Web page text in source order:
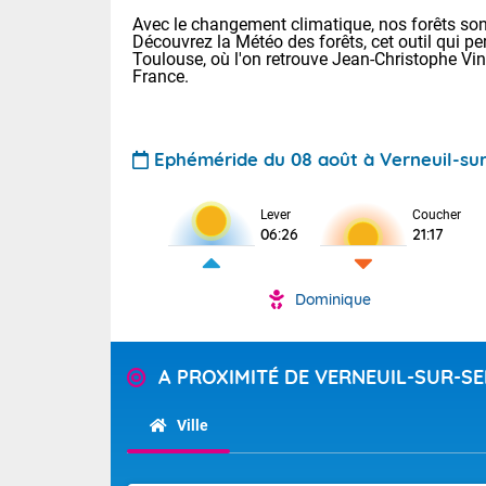
Avec le changement climatique, nos forêts
Découvrez la Météo des forêts, cet outil qui
Toulouse, où l'on retrouve Jean-Christophe
France.
Ephéméride du 08 août à Verneuil-
Lever
06:26
Coucher
21:17
Dominique
A PROXIMITÉ DE VERNEUIL-SUR-
Ville
Voici les
31 Lyon : 35
: 32 Nancy :
31 Lille : 28
Pyrénées, la
Les orages